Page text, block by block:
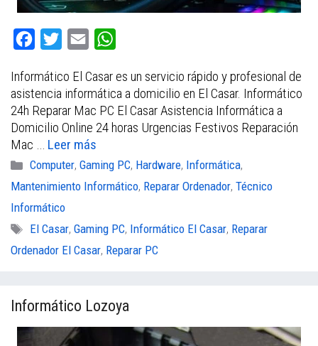
c
e
b
o
k
i
t
e
r
a
l
a
t
s
p
p
Informático El Casar es un servicio rápido y profesional de
asistencia informática a domicilio en El Casar. Informático
24h Reparar Mac PC El Casar Asistencia Informática a
Domicilio Online 24 horas Urgencias Festivos Reparación
Mac … Leer más
Categorías
Computer,Gaming PC, Hardware, Informática,
Mantenimiento Informático, Reparar Ordenador, Técnico
Informático
Etiquetas
El Casar,Gaming PC, Informático El Casar, Reparar
Ordenador El Casar, Reparar PC
Informático Lozoya